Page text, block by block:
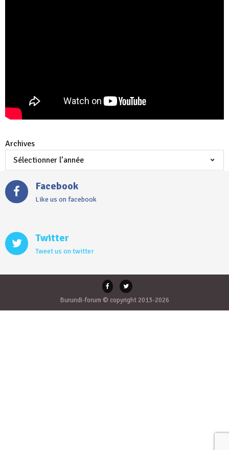
Archives
Facebook
Like us on facebook
Twitter
Tweet us on twitter
Burundi-forum © copyright 2013-2026